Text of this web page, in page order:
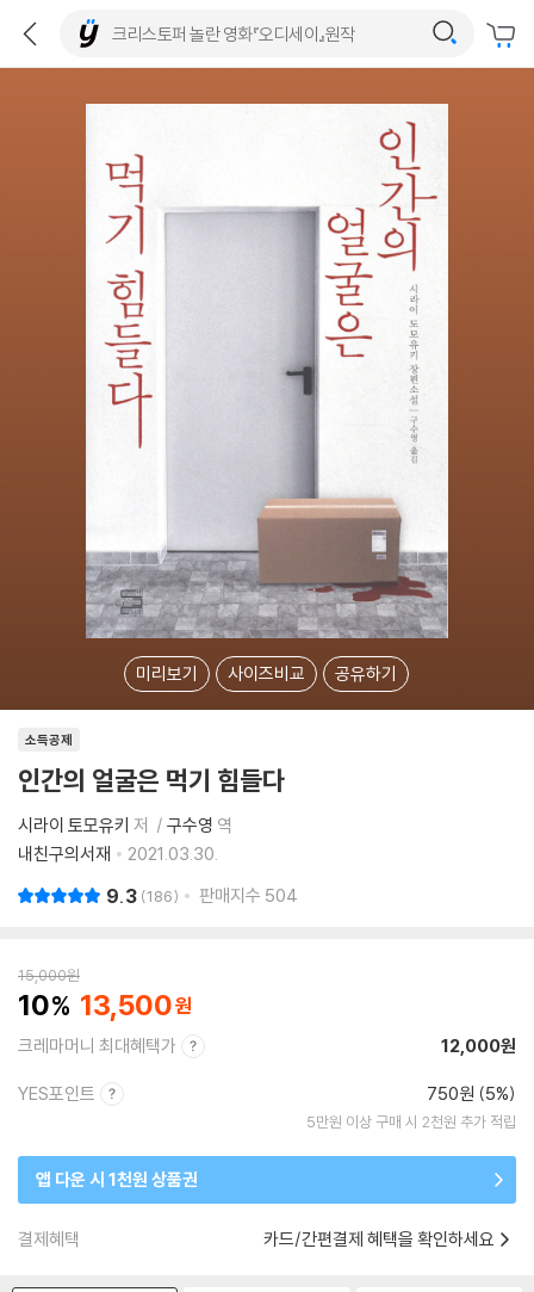
미리보기 사이즈비교 공유하기
소득공제
인간의 얼굴은 먹기 힘들다
시라이 토모유키 저 구수영 역
내친구의서재
2021.03.30.
9.3 186 판매지수 504
15,000원
10 13,500
크레마머니 최대혜택가 12,000원
YES포인트 750원 (5%)
5만원 이상 구매 시 2천원 추가 적립
앱 다운 시 1천원 상품권
결제혜택 카드/간편결제 혜택을 확인하세요